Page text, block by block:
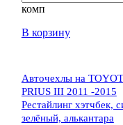
комп
В корзину
Авточехлы на
PRIUS III 2011 -2015
Рестайлинг хэтчбек,
зелёный, алькантара